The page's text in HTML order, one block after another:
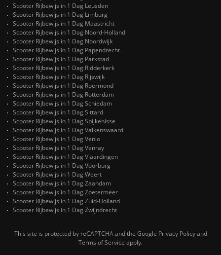
Scooter Rijbewijs in 1 Dag Leusden
Scooter Rijbewijs in 1 Dag Limburg
Scooter Rijbewijs in 1 Dag Maastricht
Scooter Rijbewijs in 1 Dag Noord-Holland
Scooter Rijbewijs in 1 Dag Noordwijk
Scooter Rijbewijs in 1 Dag Papendrecht
Scooter Rijbewijs in 1 Dag Parkstad
Scooter Rijbewijs in 1 Dag Ridderkerk
Scooter Rijbewijs in 1 Dag Rijswijk
Scooter Rijbewijs in 1 Dag Roermond
Scooter Rijbewijs in 1 Dag Rotterdam
Scooter Rijbewijs in 1 Dag Schiedam
Scooter Rijbewijs in 1 Dag Sittard
Scooter Rijbewijs in 1 Dag Spijkenisse
Scooter Rijbewijs in 1 Dag Valkenswaard
Scooter Rijbewijs in 1 Dag Venlo
Scooter Rijbewijs in 1 Dag Venray
Scooter Rijbewijs in 1 Dag Vlaardingen
Scooter Rijbewijs in 1 Dag Voorburg
Scooter Rijbewijs in 1 Dag Weert
Scooter Rijbewijs in 1 Dag Zaandam
Scooter Rijbewijs in 1 Dag Zoetermeer
Scooter Rijbewijs in 1 Dag Zuid-Holland
Scooter Rijbewijs in 1 Dag Zwijndrecht
This site is protected by reCAPTCHA and the Google Privacy Policyand
Terms of Service apply.